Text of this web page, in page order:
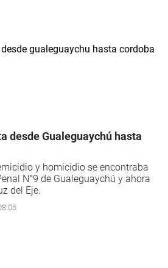
desde Gualeguaychú hasta
y homicidio se encontraba
N°9 de Gualeguaychú y ahora
del Eje.